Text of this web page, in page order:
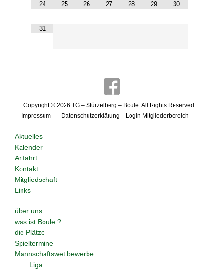
24 25 26 27 28 29 30
31
Copyright © 2026 TG – Stürzelberg – Boule. All Rights Reserved.
Impressum
Datenschutzerklärung Login Mitgliederbereich
Aktuelles
Kalender
Anfahrt
Kontakt
Mitgliedschaft
Links
über uns
was ist Boule ?
die Plätze
Spieltermine
Mannschaftswettbewerbe
Liga